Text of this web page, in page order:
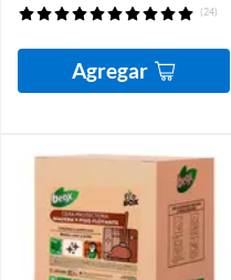
(24)
Agregar